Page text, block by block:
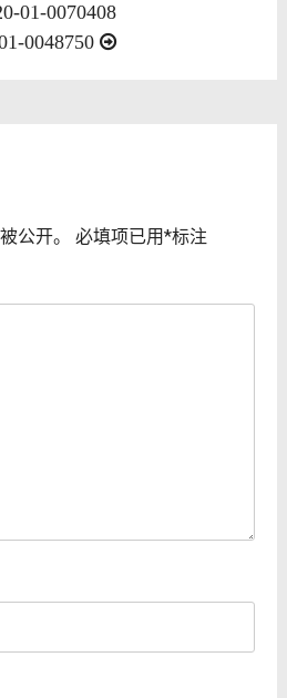
01-0070408
0048750
公开。 必填项已用*标注